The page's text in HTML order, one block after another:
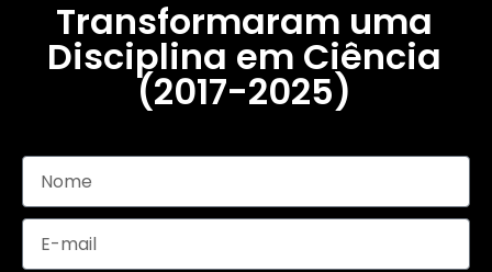
Transformaram uma
Disciplina em Ciência
(2017-2025)